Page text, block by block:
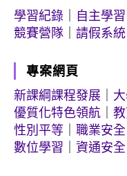
學習紀錄
自主學習
競賽營隊
請假系統
專案網頁
新課綱課程發展
優質化特色領航
性別平等
職業安全
數位學習
資通安全